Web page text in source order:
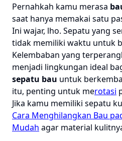
Pernahkah kamu merasa
saat hanya memakai satu
Ini wajar, lho. Sepatu yang
tidak memiliki waktu untuk
Kelembaban yang
menjadi lingkungan ideal
sepatu bau untuk
itu, penting untuk merotasi
Jika kamu memiliki sepatu
Cara Menghilangkan Bau
Mudah agar material